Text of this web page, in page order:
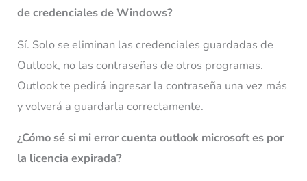
de credenciales de Windows?
Sí. Solo se eliminan las credenciales guardadas de
Outlook, no las contraseñas de otros programas.
Outlook te pedirá ingresar la contraseña una vez más
y volverá a guardarla correctamente.
¿Cómo sé si mi error cuenta outlook microsoft es por
la licencia expirada?